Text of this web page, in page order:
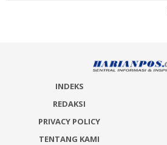
INDEKS
REDAKSI
PRIVACY POLICY
TENTANG KAMI